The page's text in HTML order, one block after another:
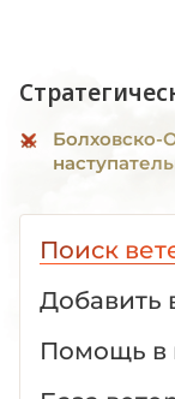
Болховско-
Поиск
Добавить
Помощь в